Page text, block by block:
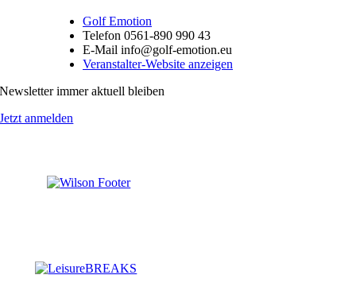
Golf Emotion
Telefon 0561-890 990 43
E-Mail info@golf-emotion.eu
Veranstalter-Website anzeigen
Newsletter immer aktuell bleiben
Jetzt anmelden